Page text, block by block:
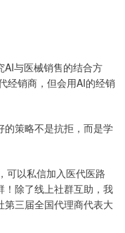
AI与医械销售的结合方
经销商，但会用AI的经销
的策略不是抗拒，而是学
可以私信加入医代医路
！除了线上社群互助，我
第三届全国代理商代表大